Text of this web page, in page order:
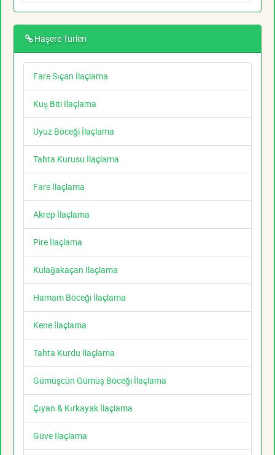
Haşere Türleri
Fare Sıçan İlaçlama
Kuş Biti İlaçlama
Uyuz Böceği İlaçlama
Tahta Kurusu İlaçlama
Fare İlaçlama
Akrep İlaçlama
Pire İlaçlama
Kulağakaçan İlaçlama
Hamam Böceği İlaçlama
Kene İlaçlama
Tahta Kurdu İlaçlama
Gümüşcün Gümüş Böceği İlaçlama
Çıyan & Kırkayak İlaçlama
Güve İlaçlama